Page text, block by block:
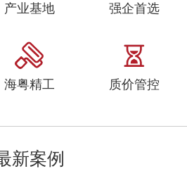
产业基地 强企首选
海粤精工 质价管控
新案例